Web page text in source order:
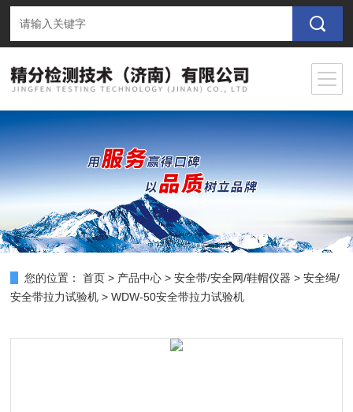
您的位置： 首页 > 产品中心 >安全带/安全网/鞋帽仪器 >安全绳/
安全带拉力试验机 > WDW-50安全带拉力试验机